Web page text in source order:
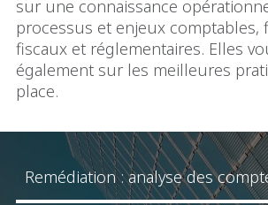
sur une connaissance
processus et enjeux comptables,
fiscaux et réglementaires. Elles
également sur les meilleures
place.
Remédiation : analyse des